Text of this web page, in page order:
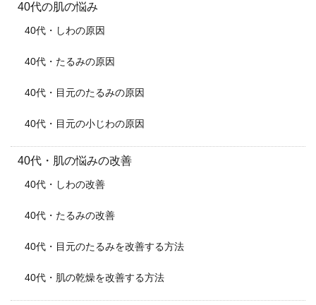
40代の肌の悩み
40代・しわの原因
40代・たるみの原因
40代・目元のたるみの原因
40代・目元の小じわの原因
40代・肌の悩みの改善
40代・しわの改善
40代・たるみの改善
40代・目元のたるみを改善する方法
40代・肌の乾燥を改善する方法